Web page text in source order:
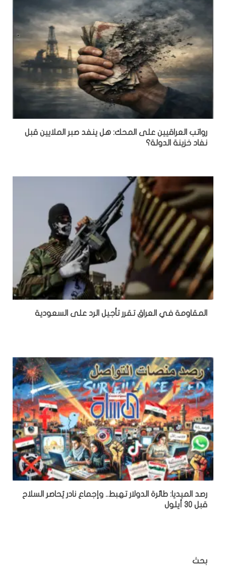
رواتب العراقيين على المحك: هل ينفد صبر الملايين قبل
نفاد خزينة الدولة؟
المقاومة في العراق تقرر تأجيل الرد على السعودية
رصد الميديا: طائرة الدولار تهبط.. وإجماع نادر يُحاصر السلاح
قبل 30 أيلول
بحث